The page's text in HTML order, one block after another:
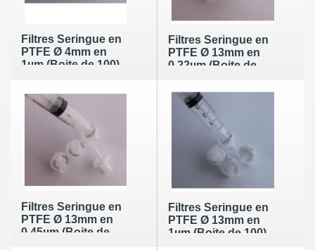
Filtres Seringue en
PTFE Ø 4mm en
1µm (Boite de 100)
Filtres Seringue en
PTFE Ø 13mm en
0,22µm (Boite de
Filtres Seringue en
PTFE Ø 13mm en
0,45µm (Boite de
Filtres Seringue en
PTFE Ø 13mm en
1µm (Boite de 100)